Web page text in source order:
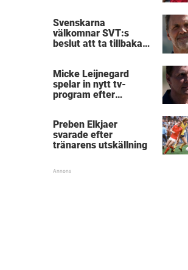
Svenskarna
välkomnar SVT:s
beslut att ta tillbaka
Micke Leijnegard
spelar in nytt tv-
program efter
Preben Elkjaer
svarade efter
tränarens utskällning